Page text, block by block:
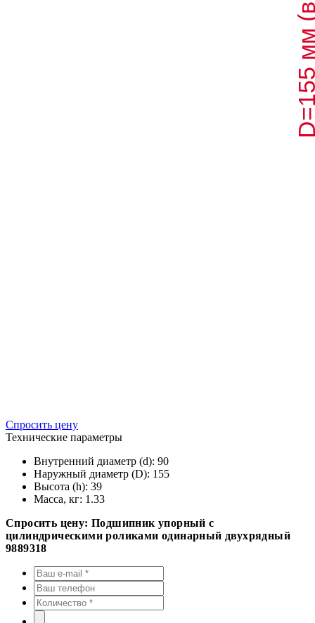
Спросить цену
Технические параметры
Внутренний диаметр (d): 90
Наружный диаметр (D): 155
Высота (h): 39
Масса, кг: 1.33
Спросить цену: Подшипник упорный с
цилиндрическими роликами одинарный двухрядный
9889318